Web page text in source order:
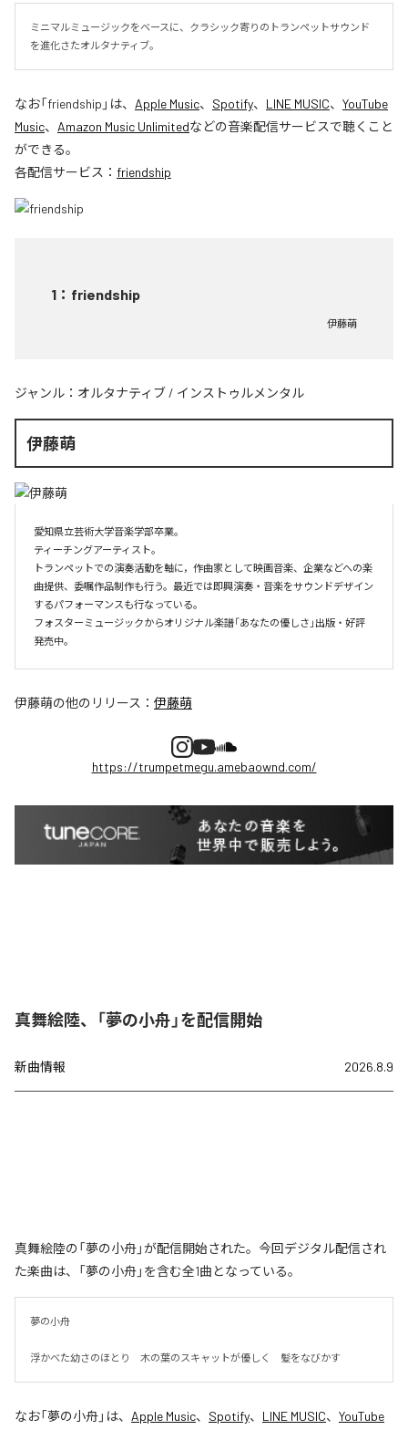
ミニマルミュージックをベースに、クラシック寄りのトランペットサウンド
を進化さたオルタナティブ。
なお「friendship 」は、 Apple Music、 Spotify、 LINE MUSIC、 YouTube
Music、 Amazon Music Unlimitedなどの音楽配信サービスで聴くこと
ができる。
各配信サービス： friendship
1 ： friendship
伊藤萌
ジャンル： オルタナティブ / インストゥルメンタル
伊藤萌
愛知県立芸術大学音楽学部卒業。
ティーチングアーティスト。
トランペットでの演奏活動を軸に，作曲家として映画音楽、企業などへの楽
曲提供、委嘱作品制作も行う。最近では即興演奏・音楽をサウンドデザイン
するパフォーマンスも行なっている。
フォスターミュージックからオリジナル楽譜「あなたの優しさ」出版・好評
伊藤萌の他のリリース： 伊藤萌
https://trumpetmegu.amebaownd.com/
真舞絵陸、「夢の小舟」を配信開始
新曲情報 2026.8.9
真舞絵陸の「夢の小舟」が配信開始された。今回デジタル配信され
た楽曲は、「夢の小舟」を含む全1曲となっている。
夢の小舟
浮かべた幼さのほとり　木の葉のスキャットが優しく　髪をなびかす
なお「夢の小舟」は、 Apple Music、 Spotify、 LINE MUSIC、 YouTube